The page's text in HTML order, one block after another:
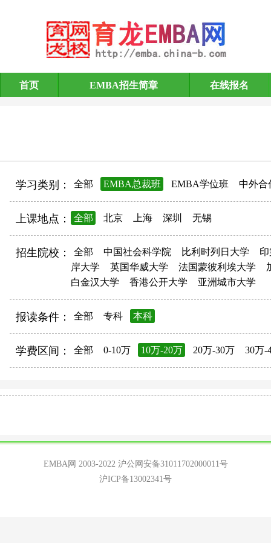
EMBA招生简章
首页 EMBA招生简章 在线报名
学习类别： 全部 EMBA总裁班 EMBA学位班 中外合
上课地点： 全部 北京 上海 深圳 无锡
招生院校： 全部 中国社会科学院 比利时列日大学
岸大学
英国华威大学 法国蒙彼利埃大学
白金汉大学
香港公开大学 亚洲城市大学
报读条件： 全部 专科 本科
学费区间： 全部 0-10万 10万-20万 20万-30万 30万-
EMBA网 2003-2022 沪公网安备31011702000011号
沪ICP备13002341号